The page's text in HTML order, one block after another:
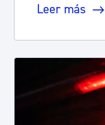
Leer más